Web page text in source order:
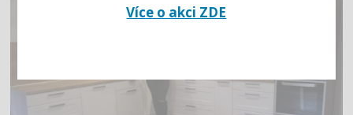
Více o akci ZDE